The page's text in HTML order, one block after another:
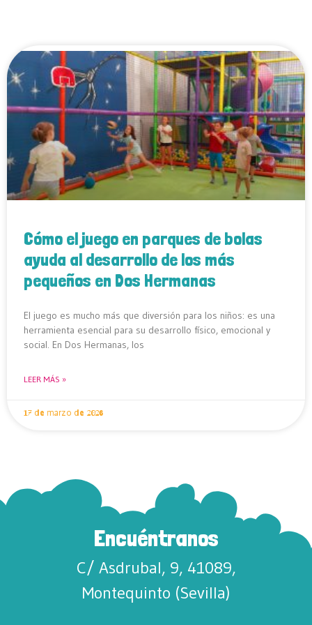
Cómo el juego en parques de bolas
ayuda al desarrollo de los más
pequeños en Dos Hermanas
El juego es mucho más que diversión para los niños: es una
herramienta esencial para su desarrollo físico, emocional y
social. En Dos Hermanas, los
LEER MÁS »
17 de marzo de 2026
Encuéntranos
C/ Asdrubal, 9, 41089,
Montequinto (Sevilla)